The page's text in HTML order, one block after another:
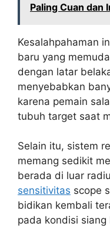
Paling Cuan dan
Kesalahpahaman
baru yang
dengan latar
menyebabkan
karena pemain
tubuh target saat
Selain itu, sistem
memang sedikit
berada di luar
sensitivitas scope
bidikan kembali
pada kondisi siang